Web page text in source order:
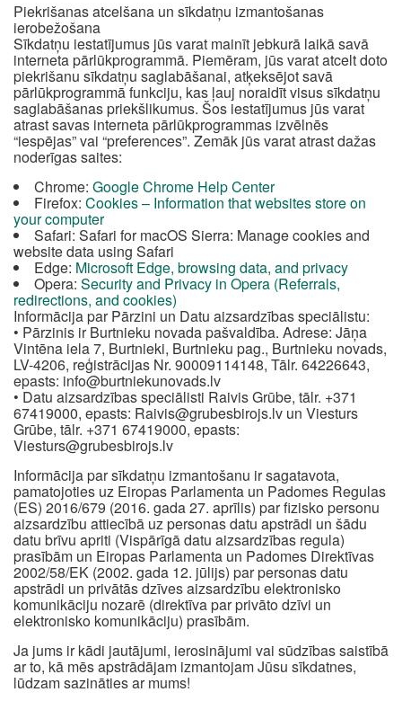
Piekrišanas atcelšana un sīkdatņu izmantošanas
ierobežošana
Sīkdatņu iestatījumus jūs varat mainīt jebkurā laikā savā
interneta pārlūkprogrammā. Piemēram, jūs varat atcelt doto
piekrišanu sīkdatņu saglabāšanai, atķeksējot savā
pārlūkprogrammā funkciju, kas ļauj noraidīt visus sīkdatņu
saglabāšanas priekšlikumus. Šos iestatījumus jūs varat
atrast savas interneta pārlūkprogrammas izvēlnēs
“iespējas” vai “preferences”. Zemāk jūs varat atrast dažas
noderīgas saites:
Chrome: Google Chrome Help Center
Firefox: Cookies – Information that websites store on
your computer
Safari: Safari for macOS Sierra: Manage cookies and
website data using Safari
Edge: Microsoft Edge, browsing data, and privacy
Opera: Security and Privacy in Opera (Referrals,
redirections, and cookies)
Informācija par Pārzini un Datu aizsardzības speciālistu:
• Pārzinis ir Burtnieku novada pašvaldība. Adrese: Jāņa
Vintēna iela 7, Burtnieki, Burtnieku pag., Burtnieku novads,
LV-4206, reģistrācijas Nr. 90009114148, Tālr. 64226643,
epasts: info@burtniekunovads.lv
• Datu aizsardzības speciālisti Raivis Grūbe, tālr. +371
67419000, epasts: Raivis@grubesbirojs.lv un Viesturs
Grūbe, tālr. +371 67419000, epasts:
Viesturs@grubesbirojs.lv
Informācija par sīkdatņu izmantošanu ir sagatavota,
pamatojoties uz Eiropas Parlamenta un Padomes Regulas
(ES) 2016/679 (2016. gada 27. aprīlis) par fizisko personu
aizsardzību attiecībā uz personas datu apstrādi un šādu
datu brīvu apriti (Vispārīgā datu aizsardzības regula)
prasībām un Eiropas Parlamenta un Padomes Direktīvas
2002/58/EK (2002. gada 12. jūlijs) par personas datu
apstrādi un privātās dzīves aizsardzību elektronisko
komunikāciju nozarē (direktīva par privāto dzīvi un
elektronisko komunikāciju) prasībām.
Ja jums ir kādi jautājumi, ierosinājumi vai sūdzības saistībā
ar to, kā mēs apstrādājam izmantojam Jūsu sīkdatnes,
lūdzam sazināties ar mums!